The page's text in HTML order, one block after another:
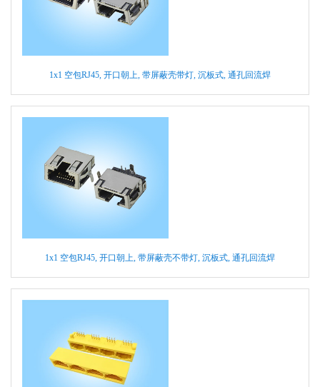
1x1 空包RJ45, 开口朝上, 带屏蔽壳带灯, 沉板式, 通孔回流焊
1x1 空包RJ45, 开口朝上, 带屏蔽壳不带灯, 沉板式, 通孔回流焊